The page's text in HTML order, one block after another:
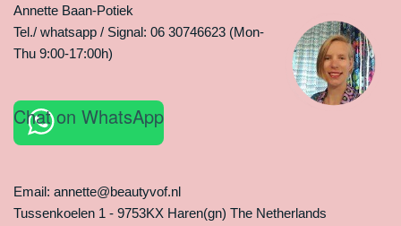
Annette Baan-Potiek
Tel./ whatsapp / Signal: 06 30746623 (Mon-
Thu 9:00-17:00h)
Chat on WhatsApp
Email: annette@beautyvof.nl
Tussenkoelen 1 - 9753KX Haren(gn) The Netherlands